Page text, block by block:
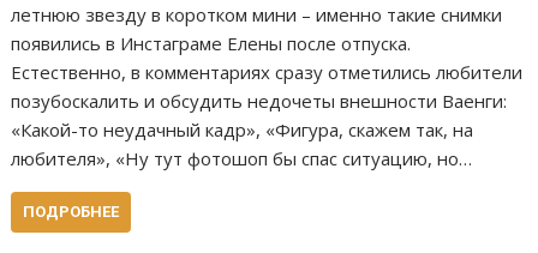
летнюю звезду в коротком мини – именно такие снимки
появились в Инстаграме Елены после отпуска.
Естественно, в комментариях сразу отметились любители
позубоскалить и обсудить недочеты внешности Ваенги:
«Какой-то неудачный кадр», «Фигура, скажем так, на
любителя», «Ну тут фотошоп бы спас ситуацию, но…
ПОДРОБНЕЕ